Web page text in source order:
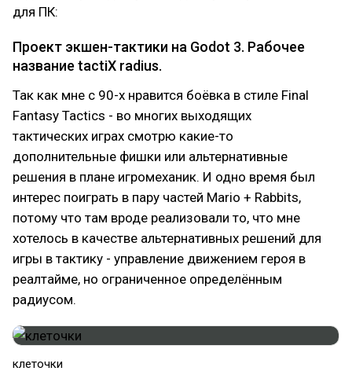
для ПК:
Проект экшен-тактики на Godot 3. Рабочее
название tactiX radius.
Так как мне с 90-х нравится боёвка в стиле Final
Fantasy Tactics - во многих выходящих
тактических играх смотрю какие-то
дополнительные фишки или альтернативные
решения в плане игромеханик. И одно время был
интерес поиграть в пару частей Mario + Rabbits,
потому что там вроде реализовали то, что мне
хотелось в качестве альтернативных решений для
игры в тактику - управление движением героя в
реалтайме, но ограниченное определённым
радиусом.
клеточки